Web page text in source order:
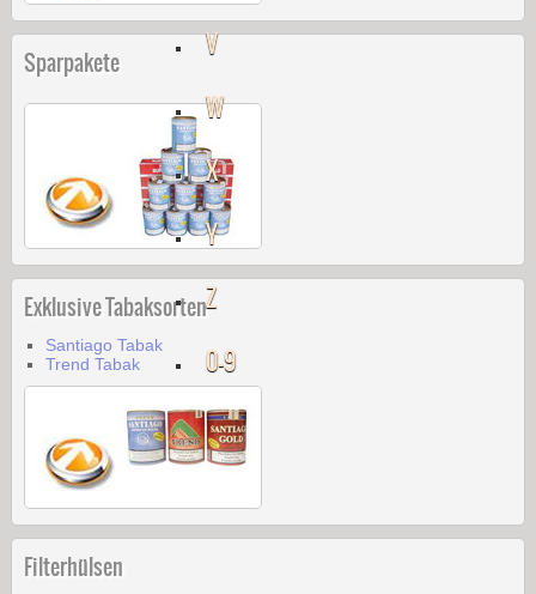
V
W
X
Y
Z
0-9
Sparpakete
Exklusive Tabaksorten
Santiago Tabak
Trend Tabak
Filterhülsen